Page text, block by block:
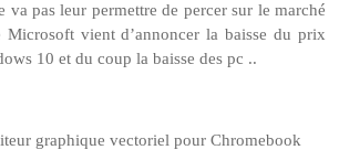
va pas leur permettre de percer sur le marché
Microsoft vient d’annoncer la baisse du prix
10 et du coup la baisse des pc ..
graphique vectoriel pour Chromebook